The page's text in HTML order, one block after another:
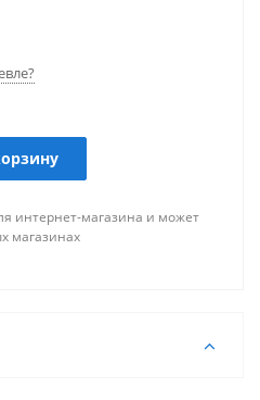
интернет-магазина и может
магазинах